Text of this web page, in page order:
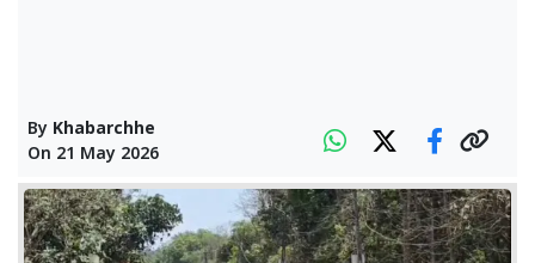
By Khabarchhe
On 21 May 2026